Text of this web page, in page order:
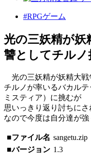
#RPGゲーム
光の三妖精が妖
讐としてチルノ
光の三妖精が妖精大戦
チルノが率いるバカル
ミスティア）に挑むが
思いっきり返り討ちにさ
なので今度は自分達が
■ファイル名 sangetu.zip
■バージョン 1.3